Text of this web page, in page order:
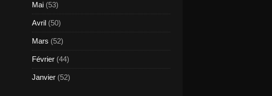
Mai (53)
Avril (50)
Mars (52)
Février (44)
Janvier (52)